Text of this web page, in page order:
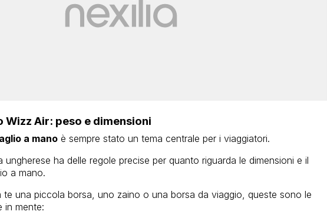
Wizz Air: peso e dimensioni
a manoè sempre stato un tema centrale per i viaggiatori.
ungherese ha delle regole precise per quanto riguarda le dimensioni e il
a mano.
una piccola borsa, uno zaino o una borsa da viaggio, queste sono le
in mente: